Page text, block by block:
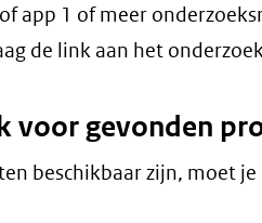
app 1 of meer
de link aan het
voor gevonden
beschikbaar zijn, moet